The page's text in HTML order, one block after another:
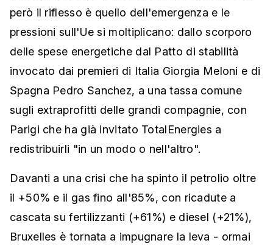
però il riflesso è quello dell'emergenza e le
pressioni sull'Ue si moltiplicano: dallo scorporo
delle spese energetiche dal Patto di stabilità
invocato dai premieri di Italia Giorgia Meloni e di
Spagna Pedro Sanchez, a una tassa comune
sugli extraprofitti delle grandi compagnie, con
Parigi che ha già invitato TotalEnergies a
redistribuirli "in un modo o nell'altro".
Davanti a una crisi che ha spinto il petrolio oltre
il +50% e il gas fino all'85%, con ricadute a
cascata su fertilizzanti (+61%) e diesel (+21%),
Bruxelles è tornata a impugnare la leva - ormai